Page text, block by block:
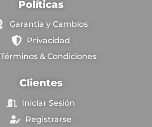
Políticas
Garantía y Cambios
Privacidad
Términos & Condiciones
Clientes
Iniciar Sesión
Registrarse